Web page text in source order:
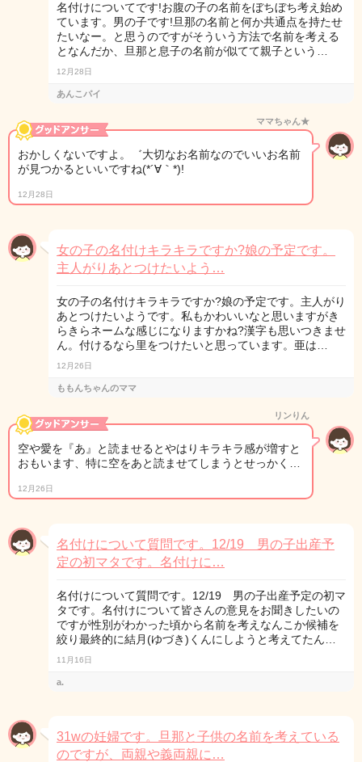
名付けについてです!お腹の子の名前をぼちぼち考え始め
ています。男の子です!旦那の名前と何か共通点を持たせ
たいなー。と思うのですがそういう方法で名前を考える
となんだか、旦那と息子の名前が似てて親子という…
12月28日
あんこパイ
ママちゃん★
おかしくないですよ。゛大切なお名前なのでいいお名前
が見つかるといいですね(*´∀｀*)!
12月28日
女の子の名付けキラキラですか?娘の予定です。
主人がりあとつけたいよう…
女の子の名付けキラキラですか?娘の予定です。主人がり
あとつけたいようです。私もかわいいなと思いますがき
らきらネームな感じになりますかね?漢字も思いつきませ
ん。付けるなら里をつけたいと思っています。亜は…
12月26日
ももんちゃんのママ
リンりん
空や愛を『あ』と読ませるとやはりキラキラ感が増すと
おもいます、特に空をあと読ませてしまうとせっかく…
12月26日
名付けについて質問です。12/19 男の子出産予
定の初マタです。名付けに…
名付けについて質問です。12/19 男の子出産予定の初マ
タです。名付けについて皆さんの意見をお聞きしたいの
ですが性別がわかった頃から名前を考えなんこか候補を
絞り最終的に結月(ゆづき)くんにしようと考えてたん…
11月16日
a.
31wの妊婦です。旦那と子供の名前を考えている
のですが、両親や義両親に…